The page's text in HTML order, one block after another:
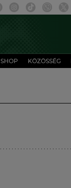
SHOP KÖZÖSSÉG